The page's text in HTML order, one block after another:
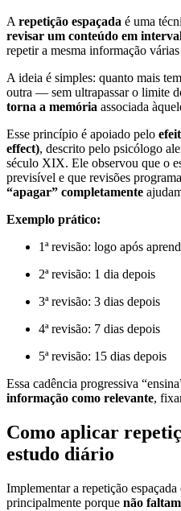
A repetição espaçada é uma
revisar um conteúdo em
repetir a mesma informação
A ideia é simples: quanto mais
outra — sem ultrapassar o limite
torna a memória associada
Esse princípio é apoiado pelo
effect), descrito pelo psicólogo
século XIX. Ele observou que o
previsível e que revisões
“apagar” completamente
Exemplo prático:
1ª revisão: logo após
2ª revisão: 1 dia depois
3ª revisão: 3 dias depois
4ª revisão: 7 dias depois
5ª revisão: 15 dias depois
Essa cadência progressiva
informação como relevante,
Como aplicar
estudo diário
Implementar a repetição
principalmente porque não